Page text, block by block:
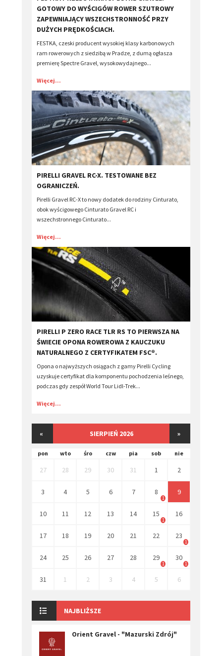
GOTOWY DO WYŚCIGÓW ROWER SZUTROWY
ZAPEWNIAJĄCY WSZECHSTRONNOŚĆ PRZY
DUŻYCH PRĘDKOŚCIACH.
FESTKA, czeski producent wysokiej klasy karbonowych
ram rowerowych z siedzibą w Pradze, z dumą ogłasza
premierę Spectre Gravel, wysokowydajnego...
Więcej...
PIRELLI GRAVEL RC-X. TESTOWANE BEZ
OGRANICZEŃ.
Pirelli Gravel RC-X to nowy dodatek do rodziny Cinturato,
obok wyścigowego Cinturato Gravel RC i
wszechstronnego Cinturato...
Więcej...
​PIRELLI P ZERO RACE TLR RS TO PIERWSZA NA
ŚWIECIE OPONA ROWEROWA Z KAUCZUKU
NATURALNEGO Z CERTYFIKATEM FSC®.
Opona o najwyższych osiągach z gamy Pirelli Cycling
uzyskuje certyfikat dla komponentu pochodzenia leśnego,
podczas gdy zespół World Tour Lidl-Trek...
Więcej...
« SIERPIEŃ 2026 »
pon wto śro czw pia sob nie
27 28 29 30 31 1 2
3 4 5 6 7 8
1
9
10 11 12 13 14 15
1
16
17 18 19 20 21 22 23
1
24 25 26 27 28 29
1
30
1
31 1 2 3 4 5 6
NAJBLIŻSZE
Orient Gravel - "Mazurski Zdrój"